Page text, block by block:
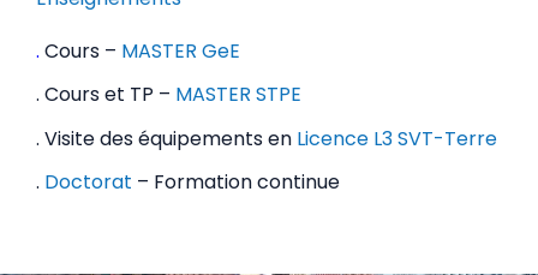
. Cours – MASTER GeE
. Cours et TP – MASTER STPE
. Visite des équipements en Licence L3 SVT-Terre
. Doctorat – Formation continue